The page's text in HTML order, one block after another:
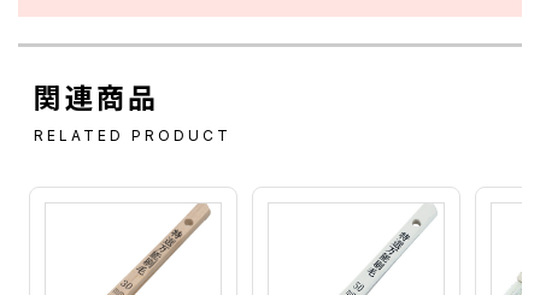
関連商品
RELATED PRODUCT